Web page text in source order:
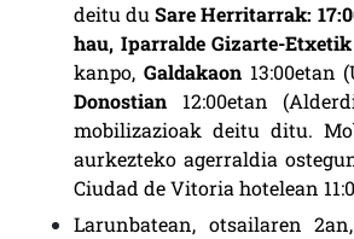
deitu duSare Herritarrak:
hau, Iparralde Gizarte-Etxetik
kanpo, Galdakaon13:00etan
Donostian12:00etan
mobilizazioak deitu ditu.
aurkezteko agerraldia
Ciudad de Vitoria hotelean
Larunbatean, otsailaren